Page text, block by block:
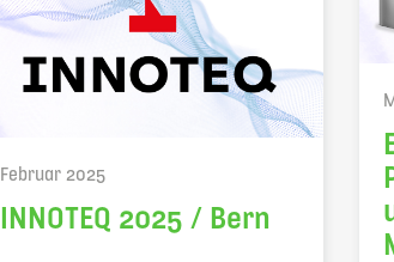
Februar 2025
INNOTEQ 2025 / Bern